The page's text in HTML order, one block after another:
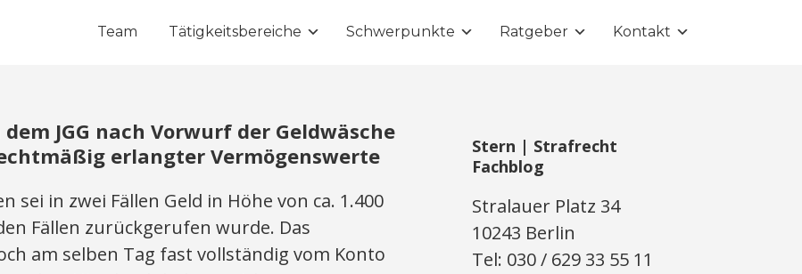
Team Tätigkeitsbereiche Schwerpunkte Ratgeber Kontakt
JGG nach Vorwurf der Geldwäsche
erlangter Vermögenswerte
sei in zwei Fällen Geld in Höhe von ca. 1.400
Fällen zurückgerufen wurde. Das
am selben Tag fast vollständig vom Konto
Stern | Strafrecht
Fachblog
Stralauer Platz 34
10243 Berlin
Tel: 030 / 629 33 55 11